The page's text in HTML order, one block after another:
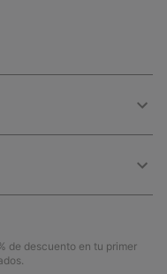
de descuento en tu primer